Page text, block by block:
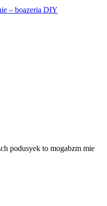
– boazeria DIY
podusyek to mogabzm mie